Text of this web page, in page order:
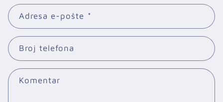
Adresa e-pošte *
Broj telefona
Komentar